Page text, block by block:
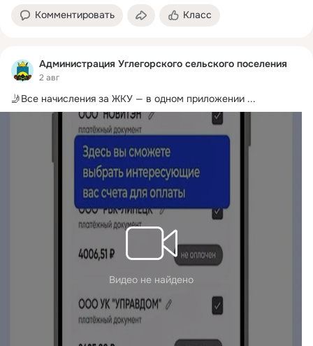
Комментировать Класс
Администрация Углегорского сельского поселения
2 авг
🤳Все начисления за ЖКУ — в одном приложении ...
Видео не найдено